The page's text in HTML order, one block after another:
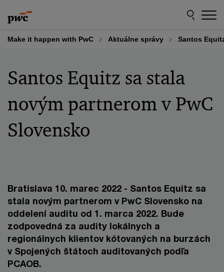
to
content
to
footer
Make it happen with PwC Aktuálne správy Santos
Santos Equitz sa stala
novým partnerom v PwC
Slovensko
Bratislava 10. marec 2022 - Santos Equitz sa
stala novým partnerom v PwC Slovensko na
oddelení auditu od 1. marca 2022. Bude
zodpovedná za audity lokálnych a
regionálnych klientov kótovaných na burzách
v Spojených štátoch auditovaných podľa
PCAOB.